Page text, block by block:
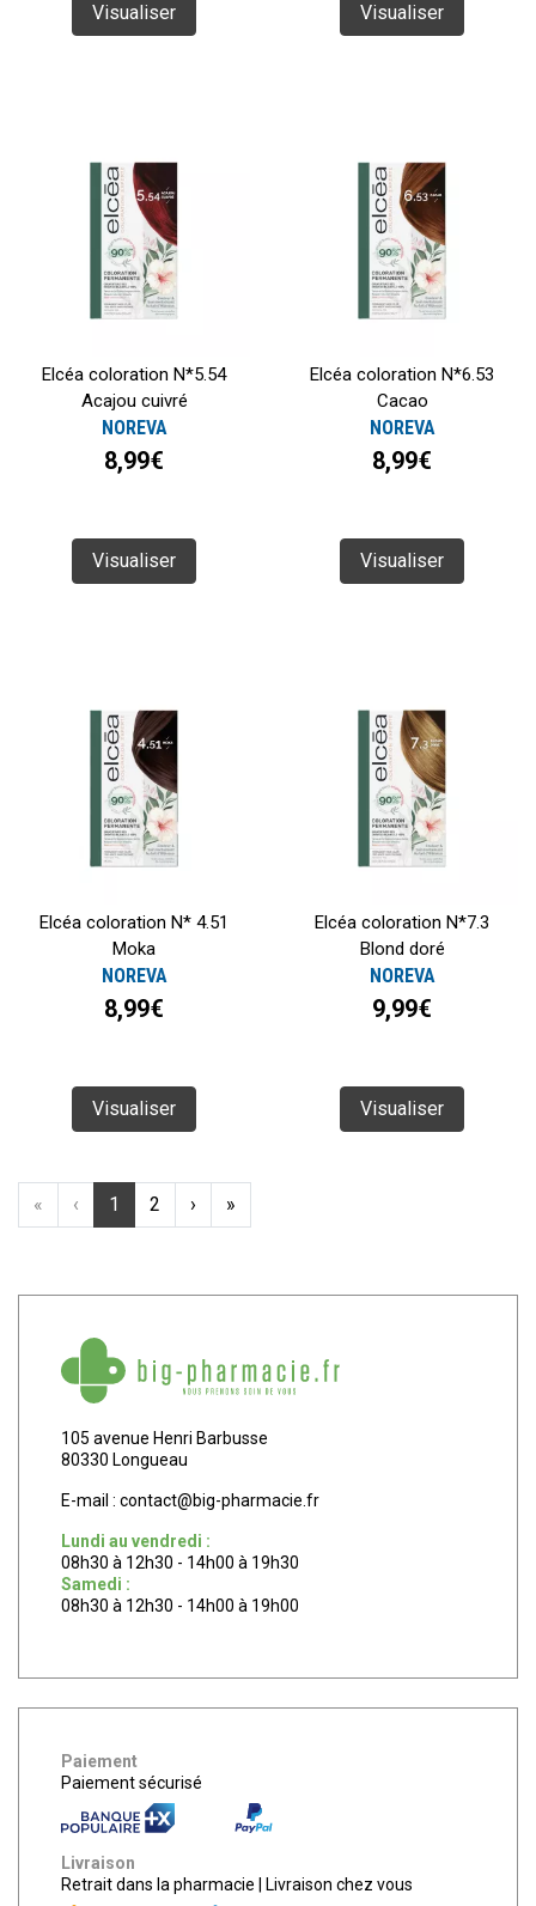
Visualiser Visualiser
Elcéa coloration N*5.54
Acajou cuivré
NOREVA
8,99€
Visualiser
Elcéa coloration N*6.53
Cacao
NOREVA
8,99€
Visualiser
Elcéa coloration N* 4.51
Moka
NOREVA
8,99€
Visualiser
Elcéa coloration N*7.3
Blond doré
NOREVA
9,99€
Visualiser
« ‹ 1 2 › »
105 avenue Henri Barbusse
80330 Longueau
E-mail : contact@big-pharmacie.fr
Lundi au vendredi :
08h30 à 12h30 - 14h00 à 19h30
Samedi :
08h30 à 12h30 - 14h00 à 19h00
Paiement
Paiement sécurisé
Livraison
Retrait dans la pharmacie
Livraison chez vous